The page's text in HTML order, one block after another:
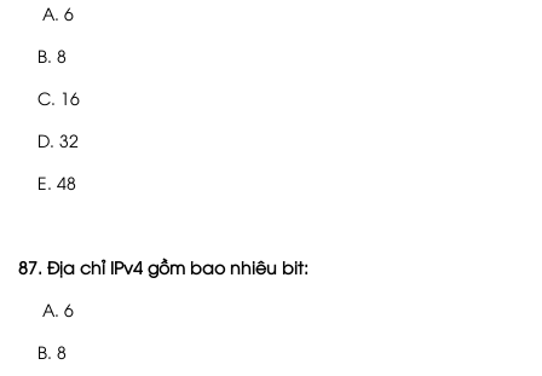
A. 6
B. 8
C. 16
D. 32
E. 48
87. Địa chỉ IPv4 gồm bao nhiêu bit:
A. 6
B. 8